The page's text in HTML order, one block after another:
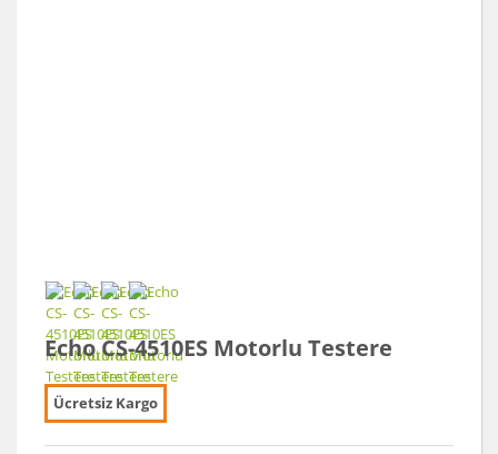
Echo CS-4510ES Motorlu Testere
Ücretsiz Kargo